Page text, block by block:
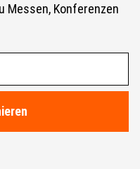
Messen, Konferenzen